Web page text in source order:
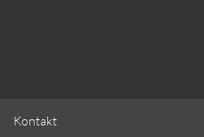
Kontakt